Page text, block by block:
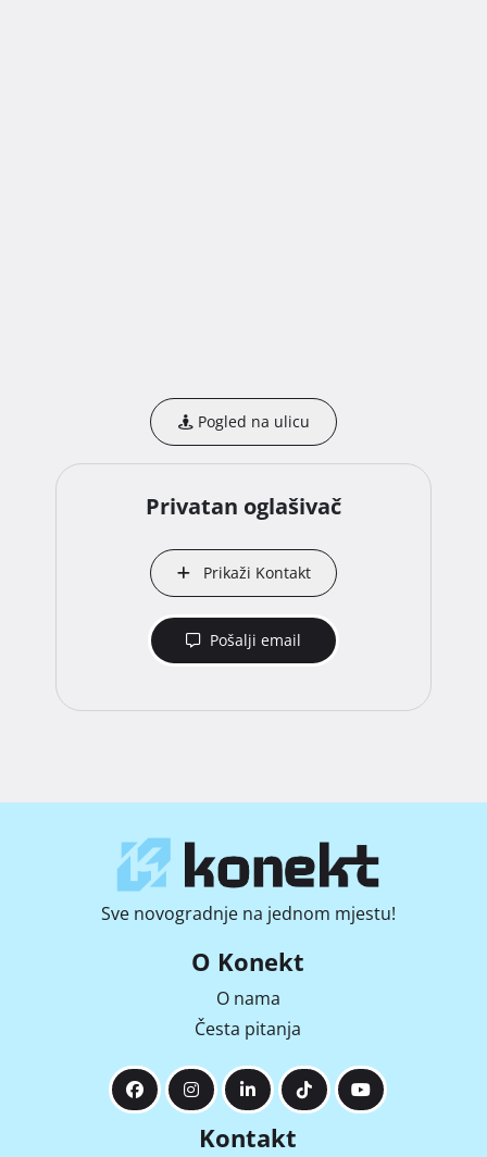
Pogled na ulicu
Privatan oglašivač
Prikaži Kontakt
Pošalji email
Sve novogradnje na jednom mjestu!
O Konekt
O nama
Česta pitanja
Kontakt